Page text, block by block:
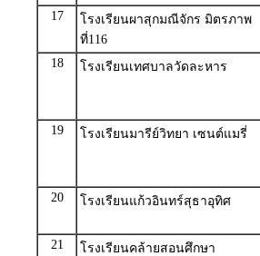
17
โรงเรียนผาสุกมณีจักร มิตรภาพ
ที่116
18
โรงเรียนเทศบาลวัดละหาร
19
โรงเรียนมารีย์วิทยา เซนต์แมรี่
20
โรงเรียนแก้วอินทร์สุธาอุทิศ
21
โรงเรียนคล้ายสอนศึกษา